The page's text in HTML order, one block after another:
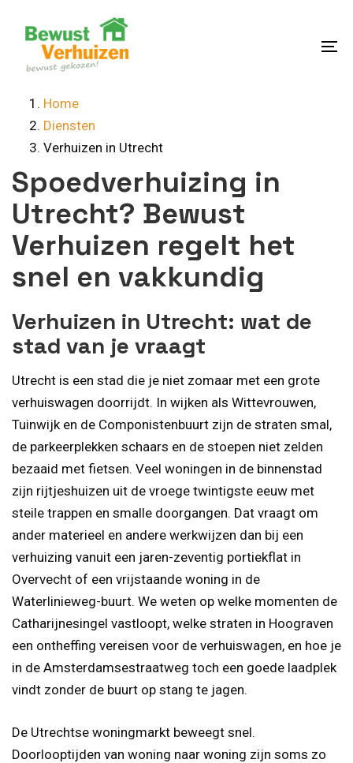
content
Home
Diensten
Verhuizen in Utrecht
Spoedverhuizing in
Utrecht? Bewust
Verhuizen regelt het
snel en vakkundig
Verhuizen in Utrecht: wat de
stad van je vraagt
Utrecht is een stad die je niet zomaar met een grote
verhuiswagen doorrijdt. In wijken als Wittevrouwen,
Tuinwijk en de Componistenbuurt zijn de straten smal,
de parkeerplekken schaars en de stoepen niet zelden
bezaaid met fietsen. Veel woningen in de binnenstad
zijn rijtjeshuizen uit de vroege twintigste eeuw met
steile trappen en smalle doorgangen. Dat vraagt om
ander materieel en andere werkwijzen dan bij een
verhuizing vanuit een jaren-zeventig portiekflat in
Overvecht of een vrijstaande woning in de
Waterlinieweg-buurt. We weten op welke momenten de
Catharijnesingel vastloopt, welke straten in Hoograven
een ontheffing vereisen voor de verhuiswagen, en hoe je
in de Amsterdamsestraatweg toch een goede laadplek
vindt zonder de buurt op stang te jagen.
De Utrechtse woningmarkt beweegt snel.
Doorlooptijden van woning naar woning zijn soms zo